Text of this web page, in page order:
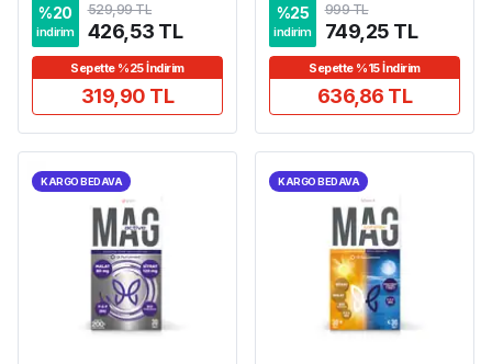
%20
indirim
529,99 TL
426,53 TL
Sepette %25 İndirim
319,90 TL
%25
indirim
999 TL
749,25 TL
Sepette %15 İndirim
636,86 TL
KARGO BEDAVA KARGO BEDAVA